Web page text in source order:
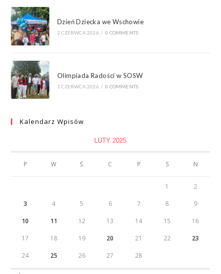
Dzień Dziecka we Wschowie
2 CZERWCA 2026 / 0 COMMENTS
Olimpiada Radości w SOSW
1 CZERWCA 2026 / 0 COMMENTS
Kalendarz Wpisów
LUTY 2025
P W Ś C P S N
1 2
3 4 5 6 7 8 9
10 11 12 13 14 15 16
17 18 19 20 21 22 23
24 25 26 27 28